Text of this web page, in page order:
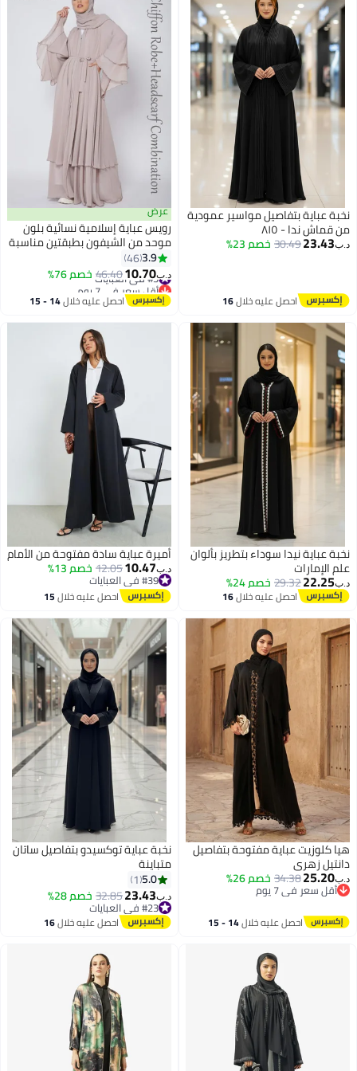
نخبة عباية بتفاصيل مواسير عمودية
من قماش ندا - ٨١٥
د.ب‏23.43
30.49خصم 23%
احصل عليه خلال16
عرض
رويس عباية إسلامية نسائية بلون
موحد من الشيفون بطبقتين مناسبة
للارتداء اليومي والتنقلات
والمناسبات الرسمية، مع رداء
كارديجان وحزام بإبزيم من نفس اللون
باللون الكاكي (باستثناء الفستان
والحجاب المتناسقين).
3.9
46
د.ب‏10.70
46.40خصم 76% #3 في العبايات
أقل سعر في 7 يوم
#3 في العبايات احصل عليه خلال 14 - 15
نخبة عباية نيدا سوداء بتطريز بألوان
علم الإمارات
د.ب‏22.25
29.32خصم 24%
احصل عليه خلال16
أميرة عباية سادة مفتوحة من الأمام
د.ب‏10.47
12.05خصم 13%
#39 في العبايات
#39 في العبايات احصل عليه خلال15
هيا كلوزيت عباية مفتوحة بتفاصيل
دانتيل زهري
د.ب‏25.20
34.38خصم 26%
أقل سعر في 7 يوم
أقل سعر في 7 يوم
احصل عليه خلال 14 - 15
نخبة عباية توكسيدو بتفاصيل ساتان
متباينة
5.0
1
د.ب‏23.43
32.85خصم 28%
#23 في العبايات
#23 في العبايات احصل عليه خلال16